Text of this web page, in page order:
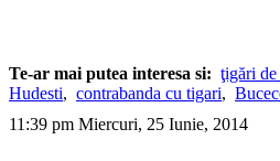
Te-ar mai putea interesa si: ţigări de
Hudesti, contrabanda cu tigari,
11:39 pm Miercuri, 25 Iunie, 2014